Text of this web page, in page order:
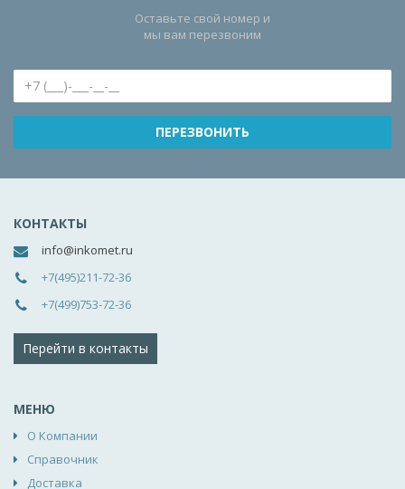
Оставьте свой номер и
мы вам перезвоним
КОНТАКТЫ
info@inkomet.ru
+7(495)211-72-36
+7(499)753-72-36
Перейти в контакты
МЕНЮ
О Компании
Справочник
Доставка